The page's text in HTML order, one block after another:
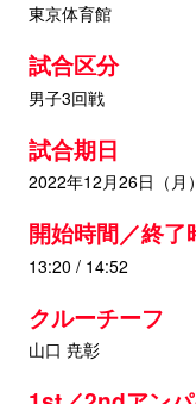
東京体育館
試合区分
男子3回戦
試合期日
2022年12月26日（月）
開始時間／終了
13:20 / 14:52
クルーチーフ
山口 尭彰